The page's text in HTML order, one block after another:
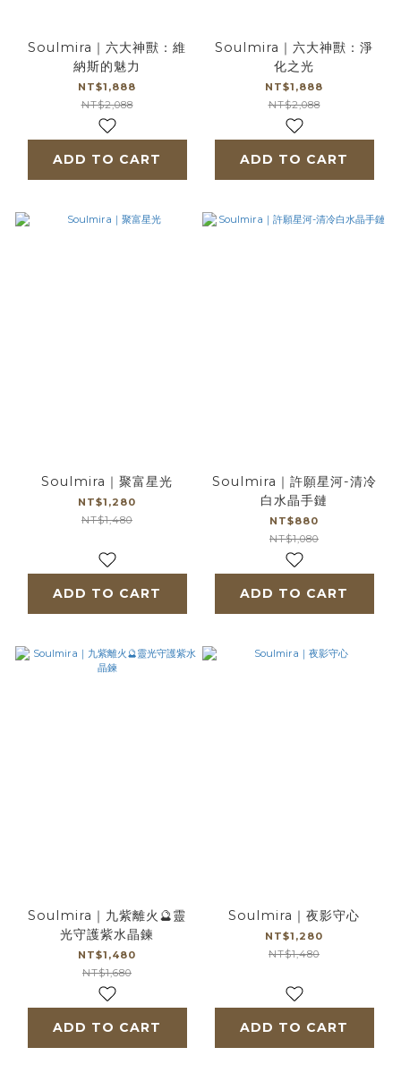
Soulmira｜六大神獸：維
納斯的魅力
NT$1,888
NT$2,088
ADD TO CART
Soulmira｜六大神獸：淨
化之光
NT$1,888
NT$2,088
ADD TO CART
Soulmira｜聚富星光
NT$1,280
NT$1,480
ADD TO CART
Soulmira｜許願星河-清冷
白水晶手鏈
NT$880
NT$1,080
ADD TO CART
Soulmira｜九紫離火🔮靈
光守護紫水晶鍊
NT$1,480
NT$1,680
ADD TO CART
Soulmira｜夜影守心
NT$1,280
NT$1,480
ADD TO CART